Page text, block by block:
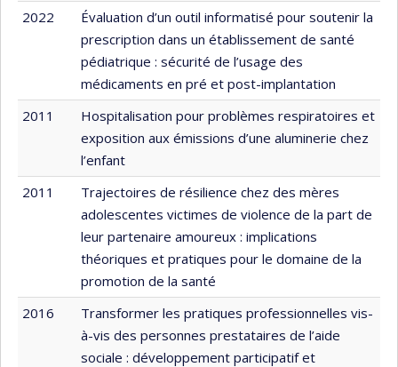
2022
Évaluation d’un outil informatisé pour soutenir la
prescription dans un établissement de santé
pédiatrique : sécurité de l’usage des
médicaments en pré et post-implantation
2011
Hospitalisation pour problèmes respiratoires et
exposition aux émissions d’une aluminerie chez
l’enfant
2011
Trajectoires de résilience chez des mères
adolescentes victimes de violence de la part de
leur partenaire amoureux : implications
théoriques et pratiques pour le domaine de la
promotion de la santé
2016
Transformer les pratiques professionnelles vis-
à-vis des personnes prestataires de l’aide
sociale : développement participatif et